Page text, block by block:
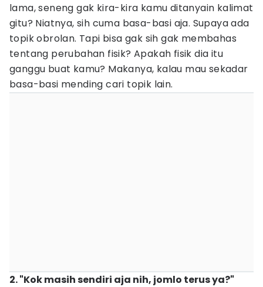
lama, seneng gak kira-kira kamu ditanyain kalimat
gitu? Niatnya, sih cuma basa-basi aja. Supaya ada
topik obrolan. Tapi bisa gak sih gak membahas
tentang perubahan fisik? Apakah fisik dia itu
ganggu buat kamu? Makanya, kalau mau sekadar
basa-basi mending cari topik lain.
2. "Kok masih sendiri aja nih, jomlo terus ya?"